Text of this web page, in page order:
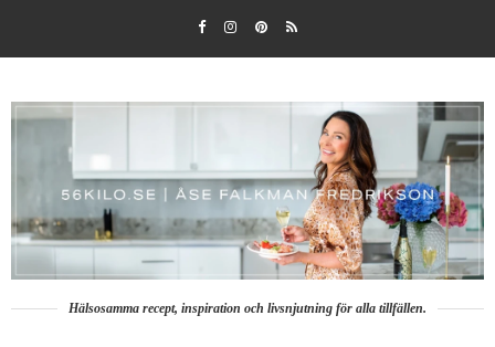
Hälsosamma recept, inspiration och livsnjutning för alla tillfällen.